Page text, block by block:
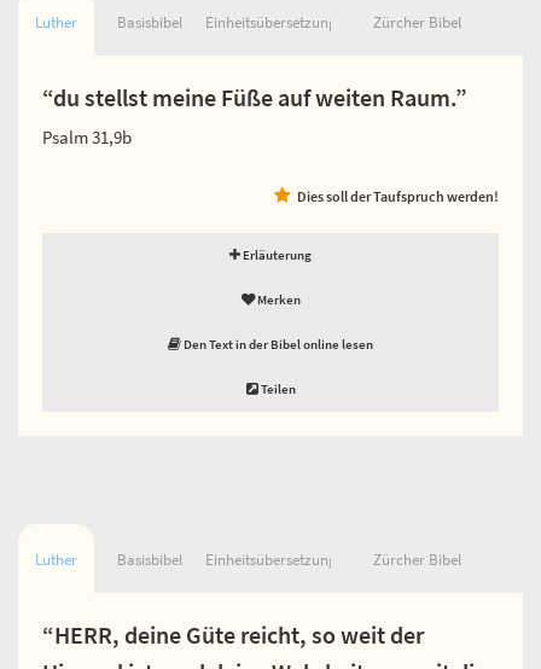
Luther Basisbibel Einheitsübersetzung Zürcher Bibel
“du stellst meine Füße auf weiten Raum.”
Psalm 31,9b
Dies soll der Taufspruch werden!
Erläuterung
Merken
Den Text in der Bibel online lesen
Teilen
Luther Basisbibel Einheitsübersetzung Zürcher Bibel
“HERR, deine Güte reicht, so weit der